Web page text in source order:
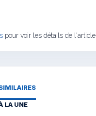
pour voir les détails de l'article
LA UNE